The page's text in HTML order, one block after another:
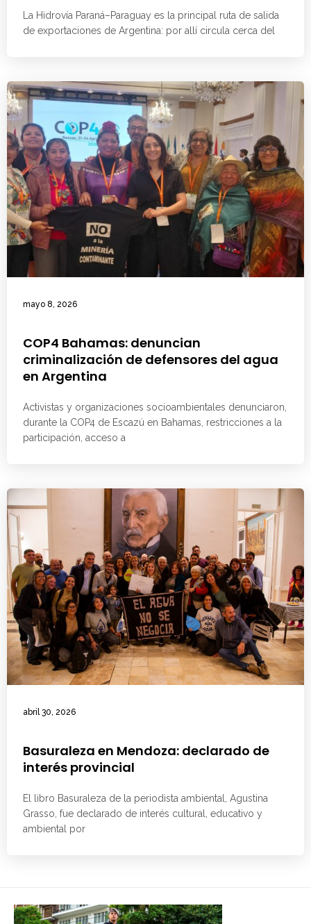
La Hidrovía Paraná–Paraguay es la principal ruta de salida
de exportaciones de Argentina: por allí circula cerca del
mayo 8, 2026
COP4 Bahamas: denuncian
criminalización de defensores del agua
en Argentina
Activistas y organizaciones socioambientales denunciaron,
durante la COP4 de Escazú en Bahamas, restricciones a la
participación, acceso a
abril 30, 2026
Basuraleza en Mendoza: declarado de
interés provincial
El libro Basuraleza de la periodista ambiental, Agustina
Grasso, fue declarado de interés cultural, educativo y
ambiental por